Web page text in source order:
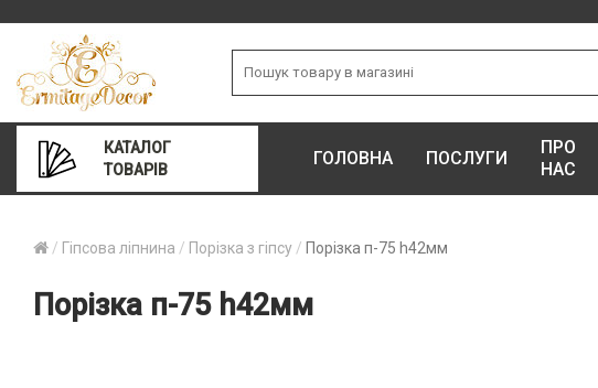
КАТАЛОГ
ТОВАРІВ
ГОЛОВНА ПОСЛУГИ
ПРО
НАС
Гіпсова ліпнина Порізка з гіпсу Порізка п-75 h42мм
Порізка п-75 h42мм